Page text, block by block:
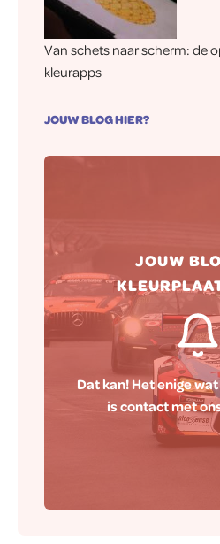
Van schets naar scherm: de
kleurapps
JOUW BLOG HIER?
JOUW
Dat kan! Het enige
is contact met
Hierna zorgen wij
blog naar wens op